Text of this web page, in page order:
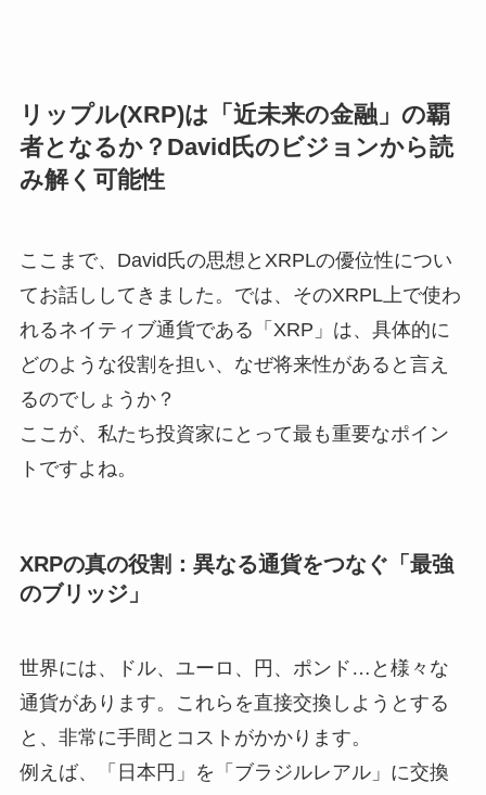
リップル(XRP)は「近未来の金融」の覇
者となるか？David氏のビジョンから読
み解く可能性
ここまで、David氏の思想とXRPLの優位性につい
てお話ししてきました。では、そのXRPL上で使わ
れるネイティブ通貨である「XRP」は、具体的に
どのような役割を担い、なぜ将来性があると言え
るのでしょうか？
ここが、私たち投資家にとって最も重要なポイン
トですよね。
XRPの真の役割：異なる通貨をつなぐ「最強
のブリッジ」
世界には、ドル、ユーロ、円、ポンド…と様々な
通貨があります。これらを直接交換しようとする
と、非常に手間とコストがかかります。
例えば、「日本円」を「ブラジルレアル」に交換